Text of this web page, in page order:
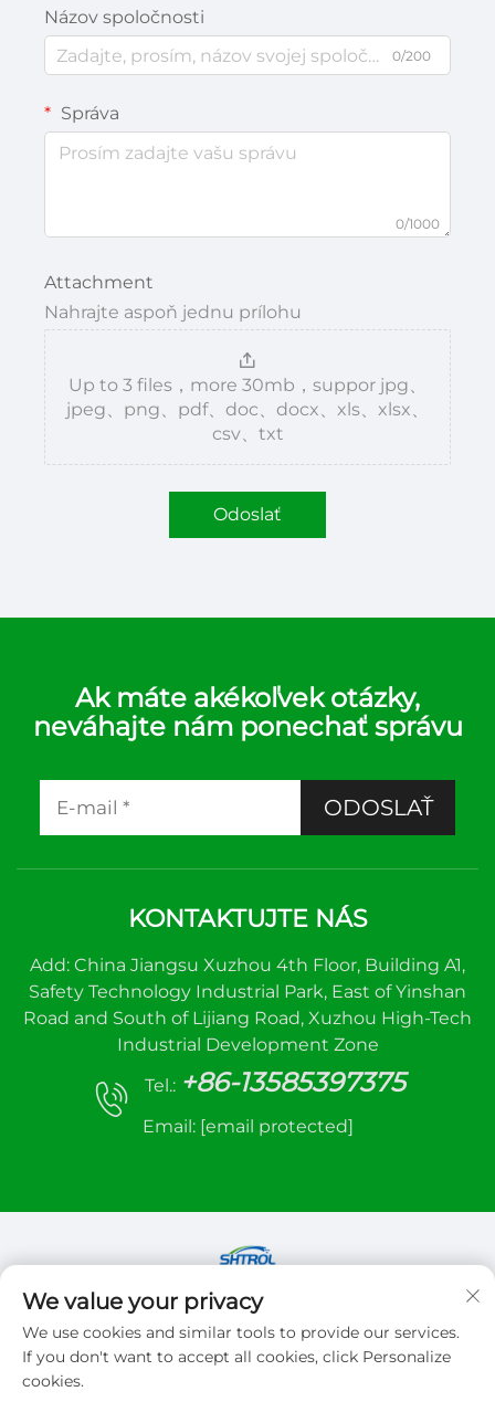
Názov spoločnosti
0/200
Správa
0/1000
Attachment
Nahrajte aspoň jednu prílohu
Up to 3 files，more 30mb，suppor jpg、
jpeg、png、pdf、doc、docx、xls、xlsx、
csv、txt
Odoslať
Ak máte akékoľvek otázky,
neváhajte nám ponechať správu
ODOSLAŤ
KONTAKTUJTE NÁS
Add: China Jiangsu Xuzhou 4th Floor, Building A1,
Safety Technology Industrial Park, East of Yinshan
Road and South of Lijiang Road, Xuzhou High-Tech
Industrial Development Zone
Tel.: +86-13585397375
Email: [email protected]
Autorské práva © 2026 Xuzhou sanhe automatic
control equipment Co.,LTD. Všetky práva
vyhradené
We value your privacy
We use cookies and similar tools to provide our services.
If you don't want to accept all cookies, click Personalize
cookies.